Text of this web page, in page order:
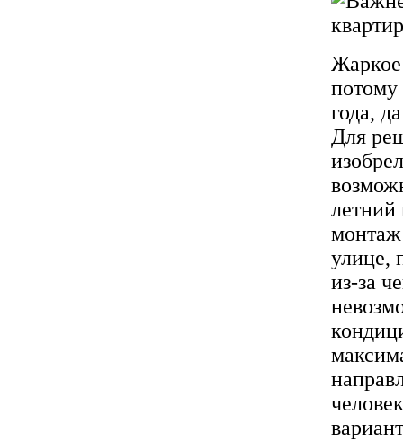
Жаркое
потому
года,
Для
летний
монтаж
улице,
из-за